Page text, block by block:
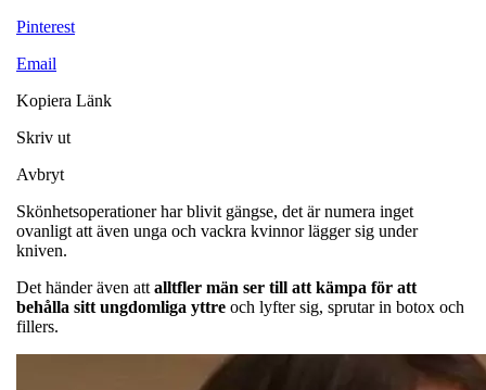
Pinterest
Email
Kopiera Länk
Skriv ut
Avbryt
Skönhetsoperationer har blivit gängse, det är numera inget
ovanligt att även unga och vackra kvinnor lägger sig under
kniven.
Det händer även att alltfler män ser till att kämpa för att
behålla sitt ungdomliga yttre och lyfter sig, sprutar in botox och
fillers.